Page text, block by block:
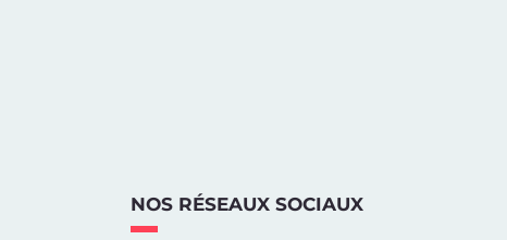
NOS RÉSEAUX SOCIAUX